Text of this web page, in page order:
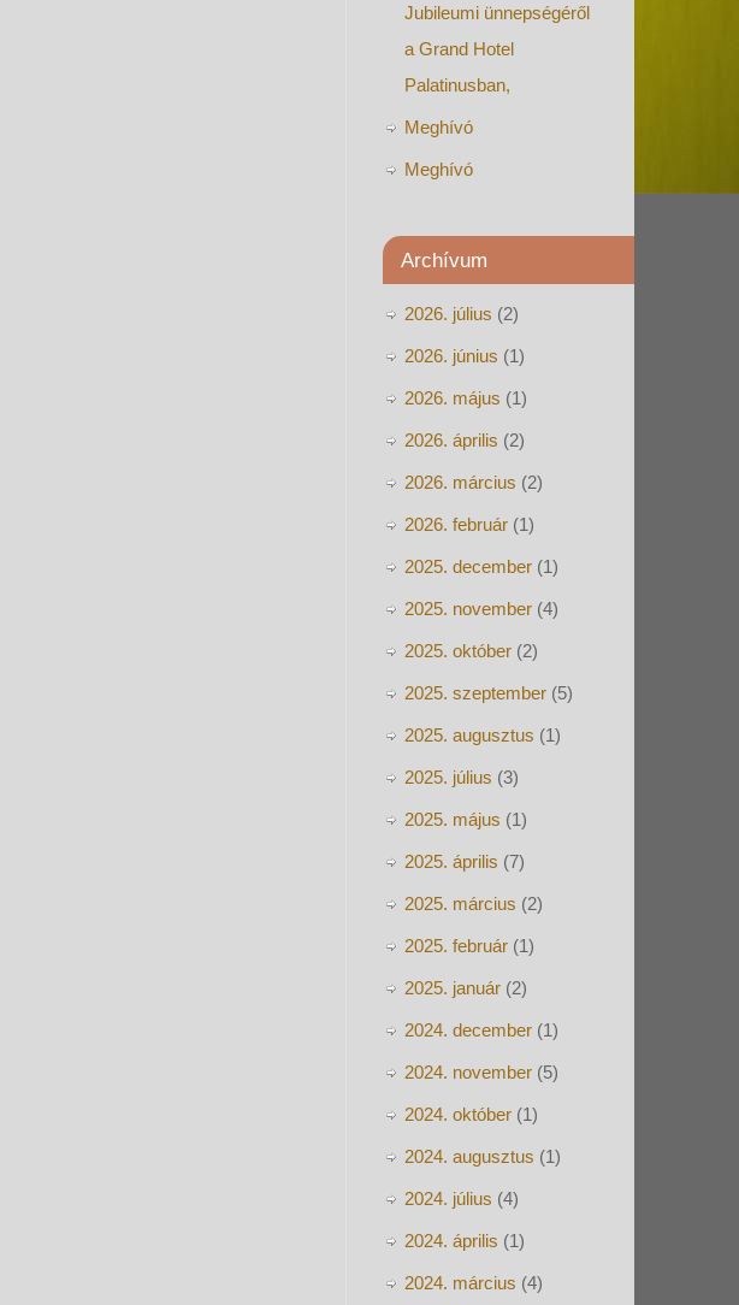
Jubileumi ünnepségéről
a Grand Hotel
Palatinusban,
Meghívó
Meghívó
Archívum
2026. július (2)
2026. június (1)
2026. május (1)
2026. április (2)
2026. március (2)
2026. február (1)
2025. december (1)
2025. november (4)
2025. október (2)
2025. szeptember (5)
2025. augusztus (1)
2025. július (3)
2025. május (1)
2025. április (7)
2025. március (2)
2025. február (1)
2025. január (2)
2024. december (1)
2024. november (5)
2024. október (1)
2024. augusztus (1)
2024. július (4)
2024. április (1)
2024. március (4)